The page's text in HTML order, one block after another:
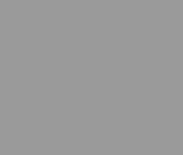
alle nostre